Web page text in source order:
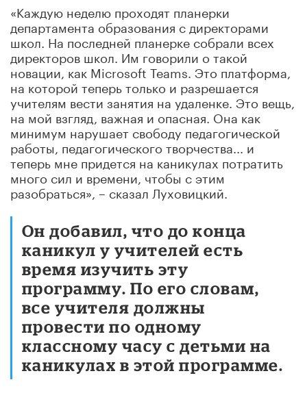
«Каждую неделю проходят планерки
департамента образования с директорами
школ. На последней планерке собрали всех
директоров школ. Им говорили о такой
новации, как Microsoft Teams. Это платформа,
на которой теперь только и разрешается
учителям вести занятия на удаленке. Это вещь,
на мой взгляд, важная и опасная. Она как
минимум нарушает свободу педагогической
работы, педагогического творчества... и
теперь мне придется на каникулах потратить
много сил и времени, чтобы с этим
разобраться», – сказал Луховицкий.
Он добавил, что до конца
каникул у учителей есть
время изучить эту
программу. По его словам,
все учителя должны
провести по одному
классному часу с детьми на
каникулах в этой программе.